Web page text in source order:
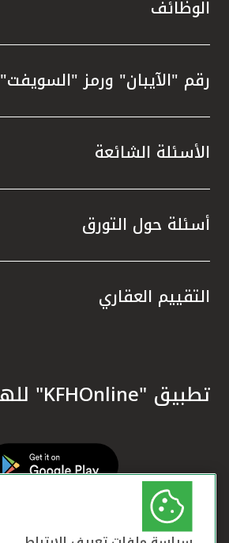
الوظائف
رقم "الآيبان" ورمز "السويفت"
الأسئلة الشائعة
أسئلة حول التورق
التقييم العقاري
تطبيق "KFHOnline" للهواتف الذكية